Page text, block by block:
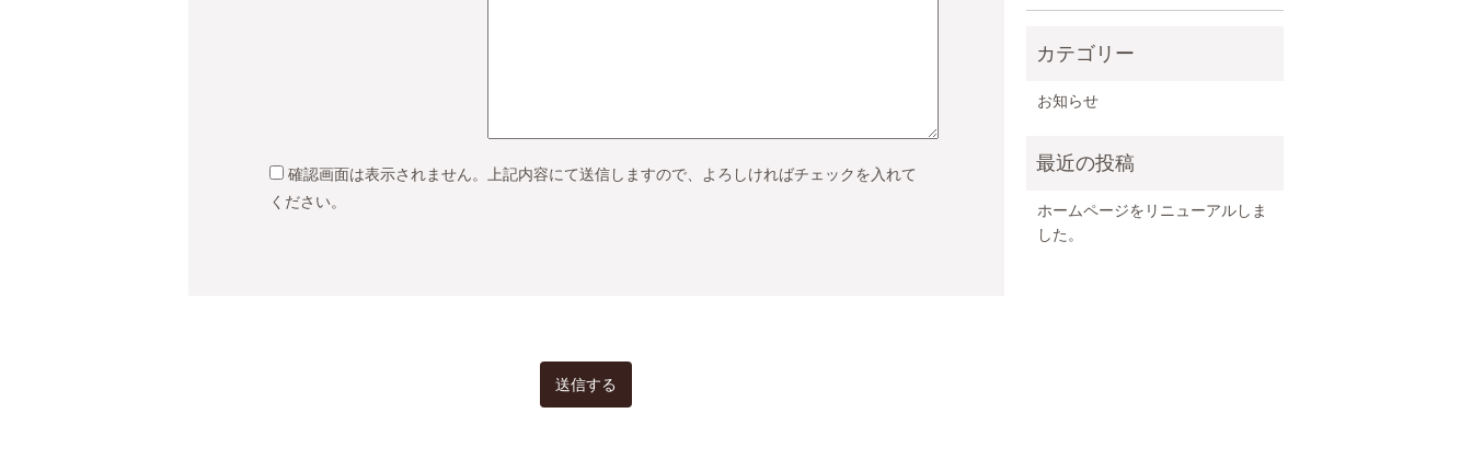
確認画面は表示されません。上記内容にて送信しますので、よろしければチェックを入れて
ください。
お知らせ
ホームページをリニューアルしま
した。